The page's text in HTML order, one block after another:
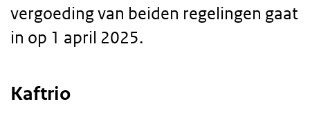
vergoeding van beiden regelingen gaat
in op 1 april 2025.
Kaftrio